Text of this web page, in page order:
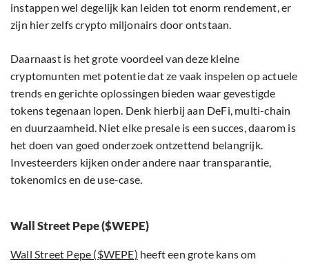
instappen wel degelijk kan leiden tot enorm rendement, er
zijn hier zelfs crypto miljonairs door ontstaan.
Daarnaast is het grote voordeel van deze kleine
cryptomunten met potentie dat ze vaak inspelen op actuele
trends en gerichte oplossingen bieden waar gevestigde
tokens tegenaan lopen. Denk hierbij aan DeFi, multi-chain
en duurzaamheid. Niet elke presale is een succes, daarom is
het doen van goed onderzoek ontzettend belangrijk.
Investeerders kijken onder andere naar transparantie,
tokenomics en de use-case.
Wall Street Pepe ($WEPE)
Wall Street Pepe ($WEPE) heeft een grote kans om